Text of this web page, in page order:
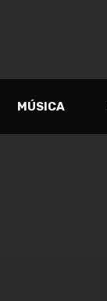
MÚSICA